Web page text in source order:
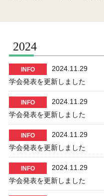
2024
INFO
2024.11.29
学会発表を更新しました
INFO
2024.11.29
学会発表を更新しました
INFO
2024.11.29
学会発表を更新しました
INFO
2024.11.29
学会発表を更新しました